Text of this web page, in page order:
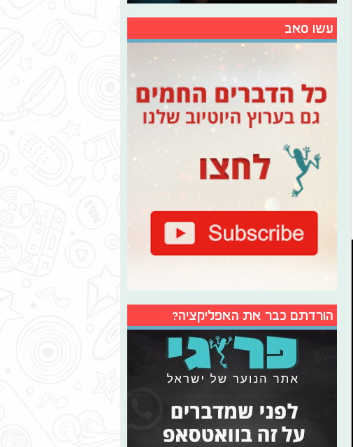
עשו סאב
הורדתם כבר את האפליקציה?